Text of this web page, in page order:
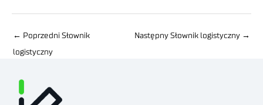
← Poprzedni Słownik
logistyczny
Następny Słownik logistyczny →